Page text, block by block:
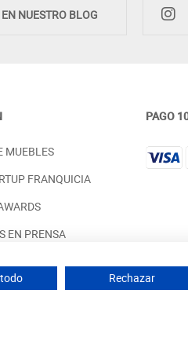
OPCIONES DE PUERTAS Y
PRECIO DESDE:
NUESTRO BLOG
MUEBLES
FRANQUICIA
EN PRENSA
PAGO
muebles fabricados en España -
Rechazar